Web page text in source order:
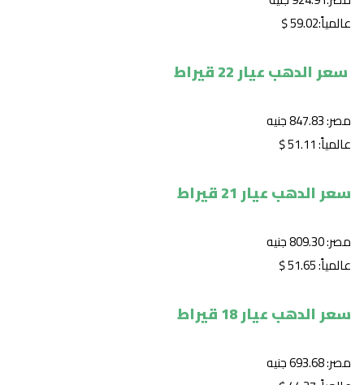
عالمياً:59.02 $
سعر الدهب عيار 22 قيراط
مصر: 847.83 جنيه
عالمياً: 51.11 $
سعر الدهب عيار 21 قيراط
مصر: 809.30 جنيه
عالمياً: 51.65 $
سعر الدهب عيار 18 قيراط
مصر: 693.68 جنيه